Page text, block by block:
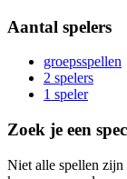
Aantal spelers
groepsspellen
2 spelers
1 speler
Zoek je een
Niet alle spellen